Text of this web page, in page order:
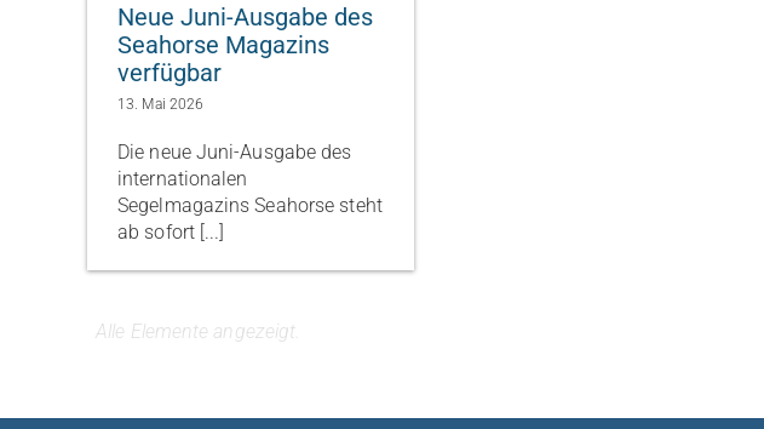
Neue Juni-Ausgabe des
Seahorse Magazins
verfügbar
13. Mai 2026
Die neue Juni-Ausgabe des
internationalen
Segelmagazins Seahorse steht
ab sofort [...]